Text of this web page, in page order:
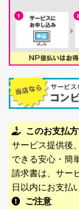
このお支払
サービス提供後
できる安心・簡
請求書は、サー
日以内にお支払
ご注意